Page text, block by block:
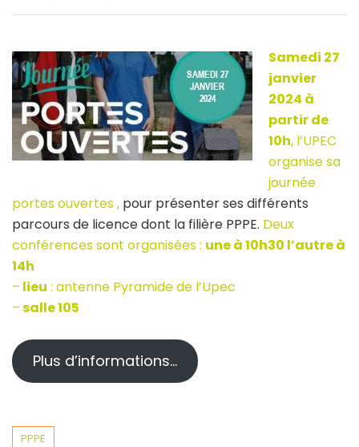
Samedi 27
janvier
2024 à
partir de
10h, l’UPEC
organise sa
journée
portes ouvertes , pour présenter ses différents
parcours de licence dont la filière PPPE. Deux
conférences sont organisées : une à 10h30 l’autre à
14h
– lieu : antenne Pyramide de l’Upec
–salle 105
Plus d’informations…
Tags
PPPE